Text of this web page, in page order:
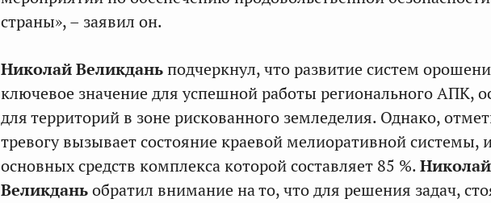
страны», – заявил он.
Николай Великданьподчеркнул, что развитие систем
ключевое значение для успешной работы регионального АПК,
для территорий в зоне рискованного земледелия. Однако,
тревогу вызывает состояние краевой мелиоративной системы,
основных средств комплекса которой составляет 85 %.Николай
Великданьобратил внимание на то, что для решения задач,